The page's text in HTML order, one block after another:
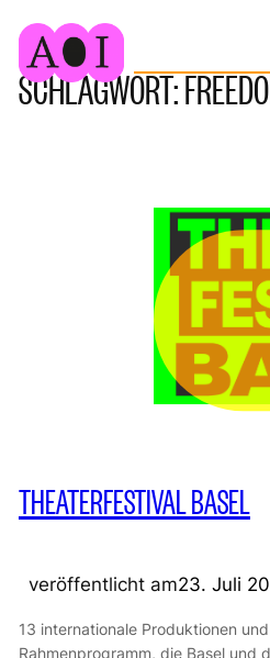
Zum
Inhalt
springen
SCHLAGWORT:
THEATERFESTIVAL BASEL
veröffentlicht am23. Juli
13 internationale Produktionen
Rahmenprogramm, die Basel und